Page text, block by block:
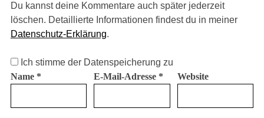
Du kannst deine Kommentare auch später jederzeit
löschen. Detaillierte Informationen findest du in meiner
Datenschutz-Erklärung.
Ich stimme der Datenspeicherung zu
Name * E-Mail-Adresse * Website